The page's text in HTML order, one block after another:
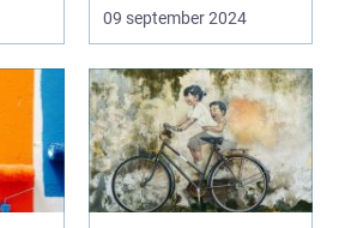
reflekte...
09 september 2024